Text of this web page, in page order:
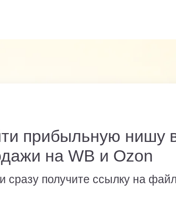
сразу получите ссылку на
прибыльную нишу
на WB и Ozon